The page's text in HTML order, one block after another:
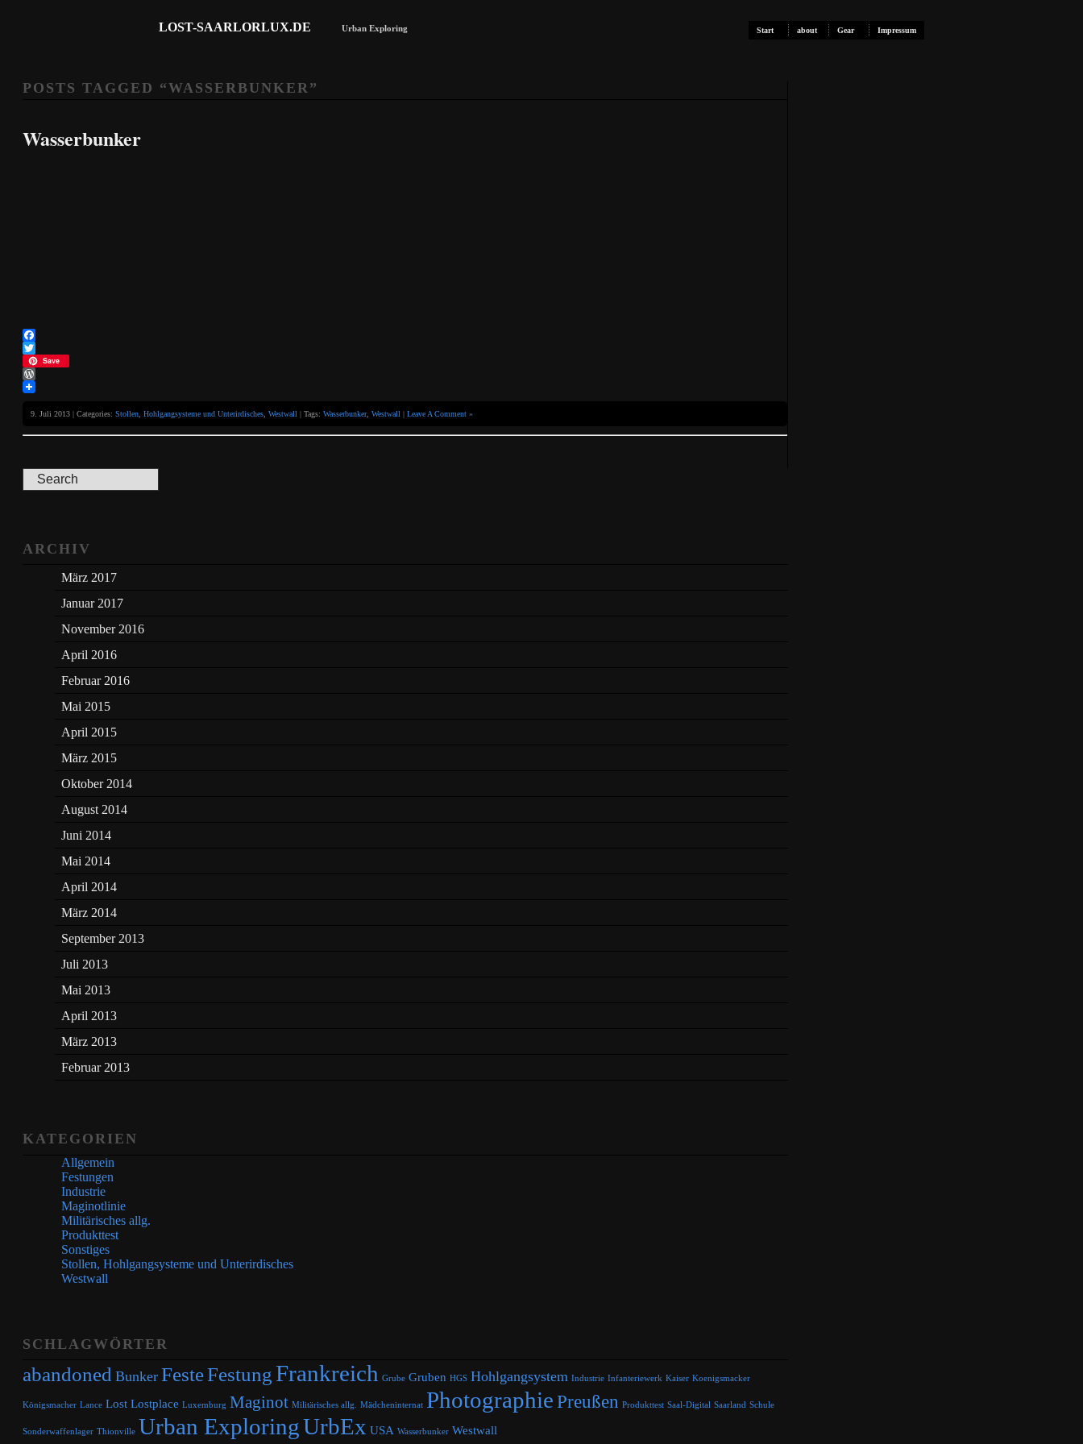
LOST-SAARLORLUX.DE Urban Exploring Start about Gear Impressum
POSTS TAGGED “WASSERBUNKER”
Wasserbunker
Facebook
Twitter
Save
WordPress
9. Juli 2013 | Categories: Stollen, Hohlgangsysteme und Unterirdisches Westwall | Tags: Wasserbunker, Westwall | Leave A Comment »
ARCHIV
März 2017
Januar 2017
November 2016
April 2016
Februar 2016
Mai 2015
April 2015
März 2015
Oktober 2014
August 2014
Juni 2014
Mai 2014
April 2014
März 2014
September 2013
Juli 2013
Mai 2013
April 2013
März 2013
Februar 2013
KATEGORIEN
Allgemein
Festungen
Industrie
Maginotlinie
Militärisches allg.
Produkttest
Sonstiges
Stollen, Hohlgangsysteme und Unterirdisches
Westwall
SCHLAGWÖRTER
abandoned Bunker FesteFestungFrankreich Grube Gruben HGS Hohlgangsystem Industrie Infanteriewerk Kaiser Koenigsmacker
Königsmacher Lance Lost Lostplace Luxemburg Maginot Militärisches allg. Mädcheninternat Photographie Preußen Produkttest Saal-Digital Saarland Schule
Sonderwaffenlager Thionville Urban ExploringUrbEx USA Wasserbunker Westwall